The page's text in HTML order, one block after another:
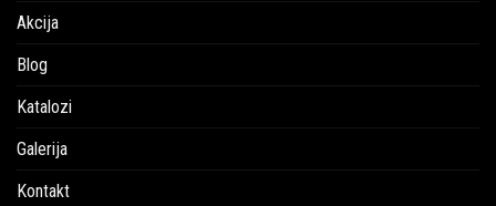
Akcija
Blog
Katalozi
Galerija
Kontakt